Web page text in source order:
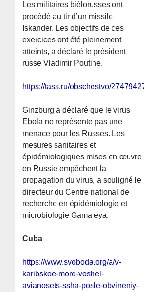
Les militaires biélorusses ont
procédé au tir d’un missile
Iskander. Les objectifs de ces
exercices ont été pleinement
atteints, a déclaré le président
russe Vladimir Poutine.
https://tass.ru/obschestvo/27479427
Ginzburg a déclaré que le virus
Ebola ne représente pas une
menace pour les Russes. Les
mesures sanitaires et
épidémiologiques mises en œuvre
en Russie empêchent la
propagation du virus, a souligné le
directeur du Centre national de
recherche en épidémiologie et
microbiologie Gamaleya.
Cuba
https://www.svoboda.org/a/v-
karibskoe-more-voshel-
avianosets-ssha-posle-obvineniy-